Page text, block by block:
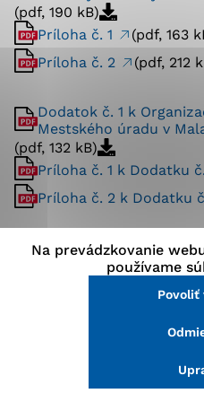
(pdf, 190 kB)
Príloha č. 1
(pdf, 163
Príloha č. 2
(pdf, 212
Dodatok č. 1 k
Mestského úradu v
(pdf, 132 kB)
Príloha č. 1 k Dodatku
Príloha č. 2 k Dodatku
Dodatok č. 2 k
Mestského úradu v
Príloha č. 1 k Dodatku
Dodatok č. 3 k
Na prevádzkovanie
používame
Povoliť
stránke a prístup k
stránky. Bez týchto súborov
správne fungovať.
Analytické cookies
pochopiť, ako návštevníci
aby mohol stránky
skúsenosť. Všetky dáta sa
možné ich spojiť s
Povoliť
Uložiť
Viac